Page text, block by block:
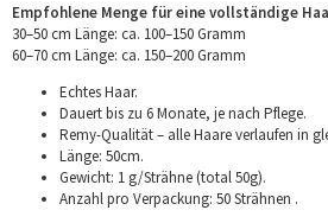
Empfohlene Menge für eine vollständige
30–50 cm Länge: ca. 100–150 Gramm
60–70 cm Länge: ca. 150–200 Gramm
Echtes Haar.
Dauert bis zu 6 Monate, je nach Pflege.
Remy-Qualität – alle Haare verlaufen in
Länge: 50cm.
Gewicht: 1 g/Strähne (total 50g).
Anzahl pro Verpackung: 50 Strähnen .